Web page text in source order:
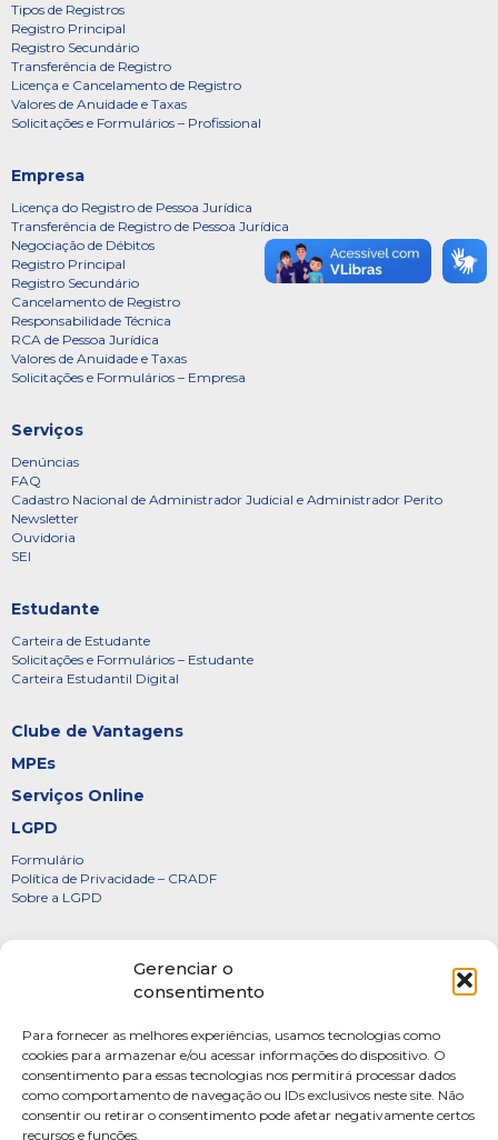
Gerenciar o
consentimento
Para fornecer as melhores experiências, usamos tecnologias como
cookies para armazenar e/ou acessar informações do dispositivo. O
consentimento para essas tecnologias nos permitirá processar dados
como comportamento de navegação ou IDs exclusivos neste site. Não
consentir ou retirar o consentimento pode afetar negativamente certos
recursos e funções.
Tipos de Registros
Registro Principal
Registro Secundário
Transferência de Registro
Licença e Cancelamento de Registro
Valores de Anuidade e Taxas
Solicitações e Formulários – Profissional
Empresa
Licença do Registro de Pessoa Jurídica
Transferência de Registro de Pessoa Jurídica
Negociação de Débitos
Registro Principal
Registro Secundário
Cancelamento de Registro
Responsabilidade Técnica
RCA de Pessoa Jurídica
Valores de Anuidade e Taxas
Solicitações e Formulários – Empresa
Serviços
Denúncias
FAQ
Cadastro Nacional de Administrador Judicial e Administrador Perito
Newsletter
Ouvidoria
SEI
Estudante
Carteira de Estudante
Solicitações e Formulários – Estudante
Carteira Estudantil Digital
Clube de Vantagens
MPEs
Serviços Online
LGPD
Formulário
Política de Privacidade – CRADF
Sobre a LGPD
Diretoria
FOTOS
Webmail